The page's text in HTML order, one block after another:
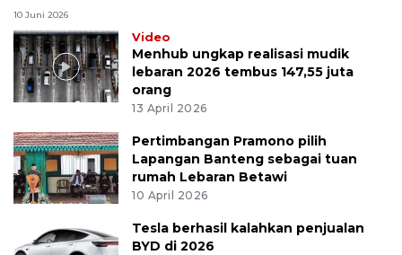
10 Juni 2026
Video
Menhub ungkap realisasi mudik
lebaran 2026 tembus 147,55 juta
orang
13 April 2026
Pertimbangan Pramono pilih
Lapangan Banteng sebagai tuan
rumah Lebaran Betawi
10 April 2026
Tesla berhasil kalahkan penjualan
BYD di 2026